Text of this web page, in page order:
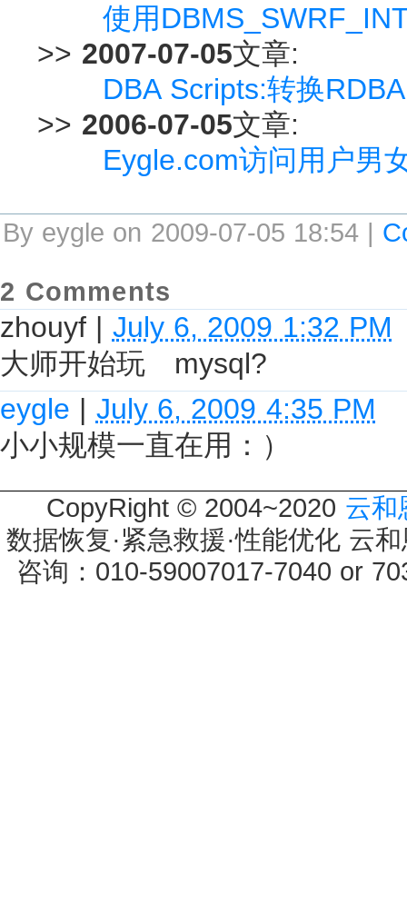
使用
>> 2007-07-05文章:
DBA Scripts:转换
>> 2006-07-05文章:
Eygle.com访问用户男
By eygle on 2009-07-05 18:54 |
2 Comments
zhouyf | July 6, 2009 1:32 PM
大师开始玩 mysql?
eygle | July 6, 2009 4:35 PM
小小规模一直在用：）
CopyRight © 2004~2020 云和
数据恢复·紧急救援·性能优化 云
咨询：010-59007017-7040 or